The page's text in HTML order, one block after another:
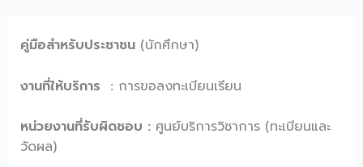
คู่มือสำหรับประชาชน(นักศึกษา)
งานที่ให้บริการ : การขอลงทะเบียนเรียน
หน่วยงานที่รับผิดชอบ : ศูนย์บริการวิชาการ (ทะเบียนและ
วัดผล)